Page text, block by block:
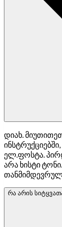
დიახ.
ელ.ფოსტა.
არა ხისტი
რა არის